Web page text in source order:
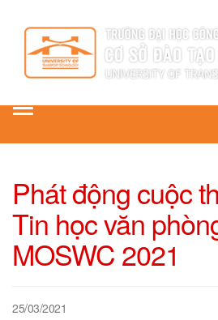
Toggle
Phát động cuộc
Tin học văn
MOSWC 2021
25/03/2021